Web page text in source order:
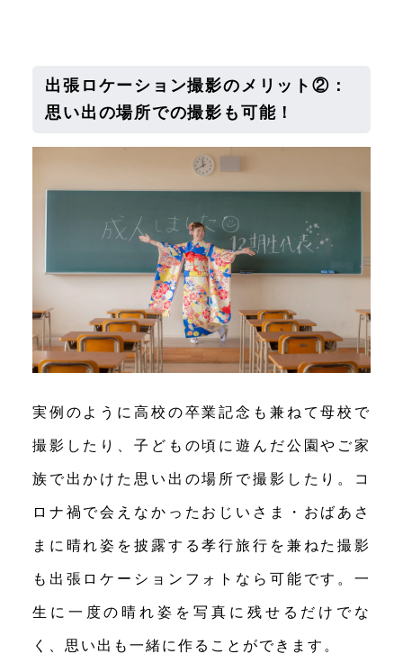
出張ロケーション撮影のメリット②：
思い出の場所での撮影も可能！
実例のように高校の卒業記念も兼ねて母校で
撮影したり、子どもの頃に遊んだ公園やご家
族で出かけた思い出の場所で撮影したり。コ
ロナ禍で会えなかったおじいさま・おばあさ
まに晴れ姿を披露する孝行旅行を兼ねた撮影
も出張ロケーションフォトなら可能です。一
生に一度の晴れ姿を写真に残せるだけでな
く、思い出も一緒に作ることができます。